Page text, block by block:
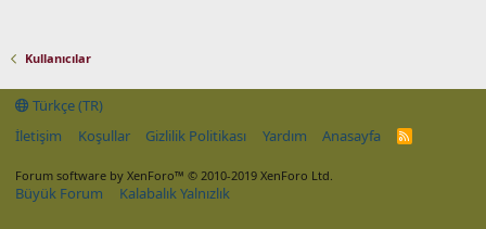
Kullanıcılar
Türkçe (TR)
İletişim
Koşullar Gizlilik Politikası Yardım Anasayfa
R
Forum software by XenForo™ © 2010-2019 XenForo Ltd.
Büyük Forum Kalabalık Yalnızlık